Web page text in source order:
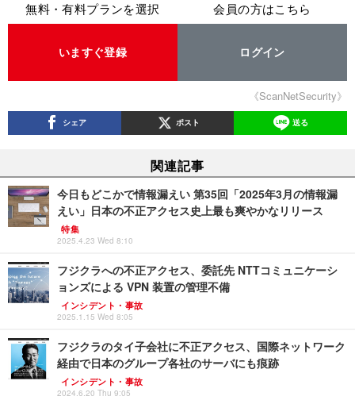
無料・有料プランを選択
いますぐ登録
会員の方はこちら
ログイン
《ScanNetSecurity》
シェア ポスト 送る
関連記事
今日もどこかで情報漏えい 第35回「2025年3月の情報漏
えい」日本の不正アクセス史上最も爽やかなリリース
特集
2025.4.23 Wed 8:10
フジクラへの不正アクセス、委託先 NTTコミュニケーシ
ョンズによる VPN 装置の管理不備
インシデント・事故
2025.1.15 Wed 8:05
フジクラのタイ子会社に不正アクセス、国際ネットワーク
経由で日本のグループ各社のサーバにも痕跡
インシデント・事故
2024.6.20 Thu 9:05